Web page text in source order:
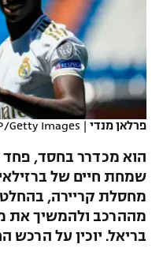
VOD
רץ ברשת
תוצאות
לוח שידורים
נבחרת ישראל
מכבי חיפה
בית"ר ירושלים
מכבי תל אביב
הפועל תל אביב
הפועל חיפה
הפועל באר שבע
ליגה ספרדית
ליגה איטלקית
ליגה צרפתית
ליגה טורקית
ליגה סינית
כדורסל נשים
מכבי תל אביב
הפועל חולון
הפועל ירושלים
דני אבדיה
יורוקאפ
כדוריד
כדורעף
שחייה
ג'ודו
אגרוף
פרלאן מנדי |
Getty Images
הוא מכדרר בחסד, פחד
שמחת חיים של
מחסלת קריירה,
מההרכב ולהמשיך את
בריאל. יוכין על הרכש